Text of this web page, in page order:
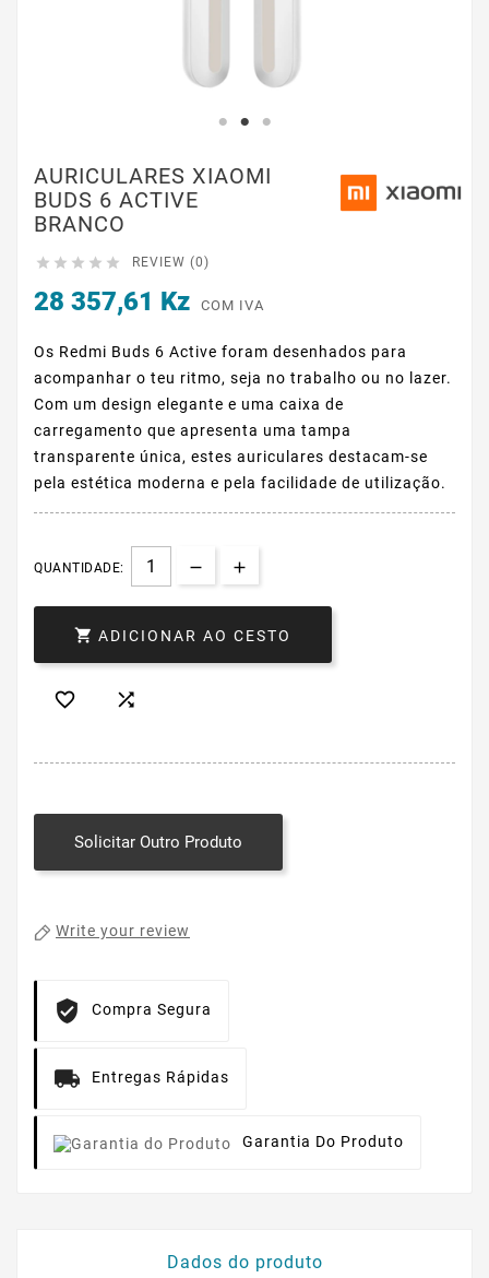
AURICULARES XIAOMI
BUDS 6 ACTIVE
BRANCO
     REVIEW (0)
28 357,61 Kz COM IVA
Os Redmi Buds 6 Active foram desenhados para
acompanhar o teu ritmo, seja no trabalho ou no lazer.
Com um design elegante e uma caixa de
carregamento que apresenta uma tampa
transparente única, estes auriculares destacam-se
pela estética moderna e pela facilidade de utilização.
QUANTIDADE:
 ADICIONAR AO CESTO
 
Solicitar Outro Produto
Write your review
Compra Segura
Entregas Rápidas
Garantia Do Produto
Dados do produto